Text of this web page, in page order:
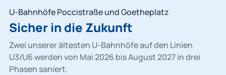
U-Bahnhöfe Poccistraße und Goetheplatz
Sicher in die Zukunft
Zwei unserer ältesten U-Bahnhöfe auf den Linien
U3/U6 werden von Mai 2026 bis August 2027 in drei
Phasen saniert.